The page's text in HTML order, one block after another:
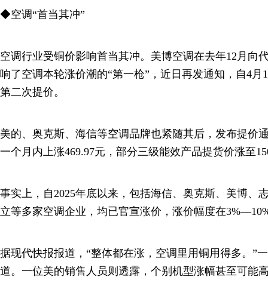
◆空调“首当其冲”
空调行业受铜价影响首当其冲。美博空调在去年12月向
响了空调本轮涨价潮的“第一枪”，近日再发通知，自4月
第二次提价。
美的、奥克斯、海信等空调品牌也紧随其后，发布提价
一个月内上涨469.97元，部分三级能效产品提货价涨至
事实上，自2025年底以来，包括海信、奥克斯、美博、
立等多家空调企业，均已官宣涨价，涨价幅度在
据现代快报报道，“整体都在涨，空调里用铜用得多。”
道。一位美的销售人员则透露，个别机型涨幅甚至可能